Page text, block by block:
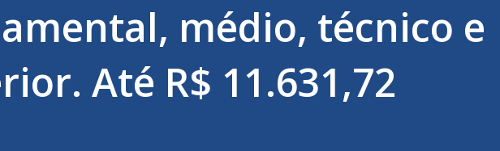
médio, técnico e
Até R$ 11.631,72